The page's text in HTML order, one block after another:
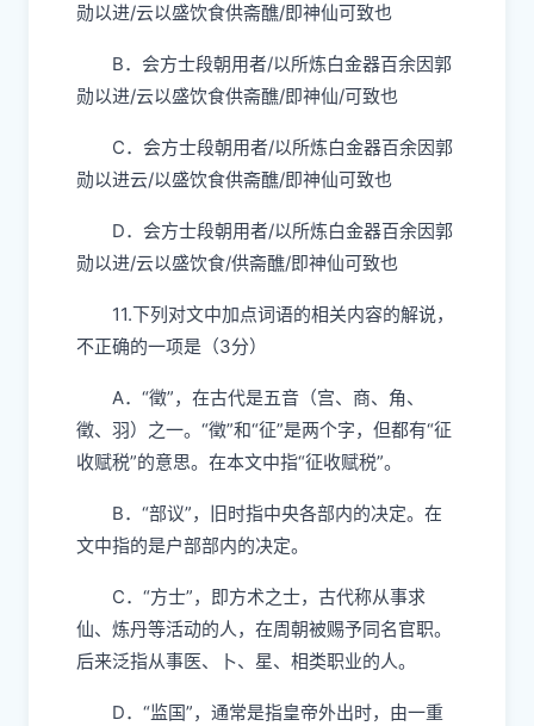
勋以进/云以盛饮食供斋醮/即神仙可致也
B．会方士段朝用者/以所炼白金器百余因郭
勋以进/云以盛饮食供斋醮/即神仙/可致也
C．会方士段朝用者/以所炼白金器百余因郭
勋以进云/以盛饮食供斋醮/即神仙可致也
D．会方士段朝用者/以所炼白金器百余因郭
勋以进/云以盛饮食/供斋醮/即神仙可致也
11.下列对文中加点词语的相关内容的解说，
不正确的一项是（3分）
A．“徵”，在古代是五音（宫、商、角、
徵、羽）之一。“徵”和“征”是两个字，但都有“征
收赋税”的意思。在本文中指“征收赋税”。
B．“部议”，旧时指中央各部内的决定。在
文中指的是户部部内的决定。
C．“方士”，即方术之士，古代称从事求
仙、炼丹等活动的人，在周朝被赐予同名官职。
后来泛指从事医、卜、星、相类职业的人。
D．“监国”，通常是指皇帝外出时，由一重